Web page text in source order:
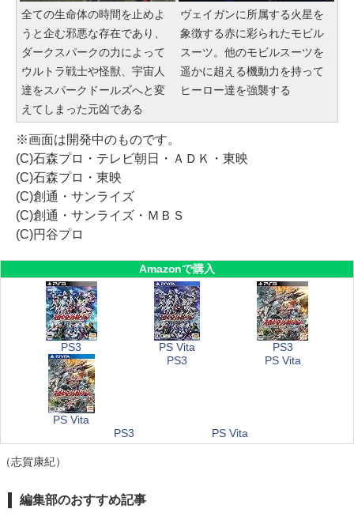
全ての生命体の時間を止めよ
うと企む邪悪な存在であり、
ダークスパークの力によって
ウルトラ戦士や怪獣、宇宙人
達をスパークドールズへと変
えてしまった元凶である
ヴェイガンに所属する火星を
象徴する赤に彩られたモビル
スーツ。他のモビルスーツを
遥かに超える機動力を持って
ヒーロー達を強襲する
※画面は開発中のものです。
(C)石森プロ・テレビ朝日・ＡＤＫ・東映
(C)石森プロ・東映
(C)創通・サンライズ
(C)創通・サンライズ・ＭＢＳ
(C)円谷プロ
Amazonで購入
PS3 PS Vita PS3
PS Vita
PS3 PS Vita
PS3 PS Vita
（志賀康紀）
編集部のおすすめ記事